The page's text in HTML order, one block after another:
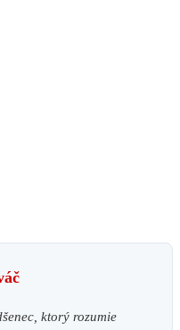
ktorý rozumie